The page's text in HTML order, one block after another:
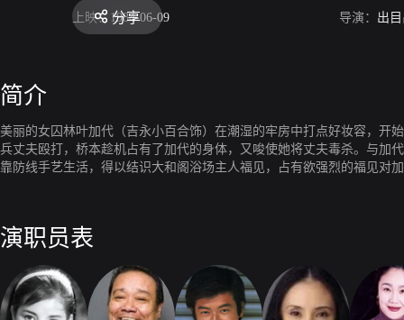
上映： 1984-06-09 导演： 出
分享
简介
美丽的女囚林叶加代（吉永小百合饰）在潮湿的牢房中打点好妆容，
兵丈夫殴打，桥本趁机占有了加代的身体，又唆使她将丈夫毒杀。与加
靠防线手艺生活，得以结识大和阁浴场主人福见，占有欲强烈的福见对
演职员表